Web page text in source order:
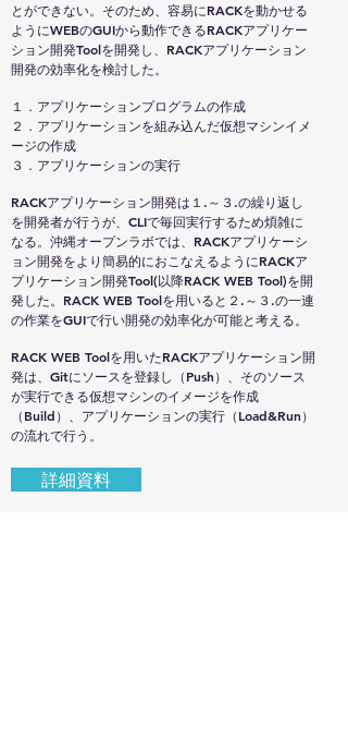
とができない。そのため、容易にRACKを動かせる
ようにWEBのGUIから動作できるRACKアプリケー
ション開発Toolを開発し、RACKアプリケーション
開発の効率化を検討した。
１．アプリケーションプログラムの作成
２．アプリケーションを組み込んだ仮想マシンイメ
ージの作成
３．アプリケーションの実行
RACKアプリケーション開発は１.～３.の繰り返し
を開発者が行うが、CLIで毎回実行するため煩雑に
なる。沖縄オープンラボでは、RACKアプリケーシ
ョン開発をより簡易的におこなえるようにRACKア
プリケーション開発Tool(以降RACK WEB Tool)を開
発した。RACK WEB Toolを用いると２.～３.の一連
の作業をGUIで行い開発の効率化が可能と考える。
RACK WEB Toolを用いたRACKアプリケーション開
発は、Gitにソースを登録し（Push）、そのソース
が実行できる仮想マシンのイメージを作成
（Build）、アプリケーションの実行（Load&Run）
の流れで行う。
詳細資料